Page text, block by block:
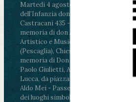
Martedì 4 agosto2026
ore 11:30 -
dell’Infanzia don Aldo Mei - Viale
Castracani 435 - Inaugurazione
memoria di don Aldo Mei curato dal
Artistico e Musicale “Passaglia”
ore
(Pescaglia), Chiesa parrocchiale -
memoria di Don Aldo Mei celebrata da
Paolo Giulietti, Arcivescovo di Lucca
Lucca, da piazza San Michele al Cippo
Aldo Mei - Passeggiata della Memoria
dei luoghi simbolo della città. Ritrovo